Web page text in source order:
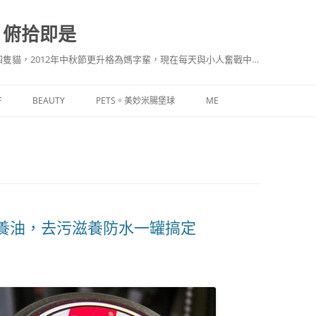
拾即是
貓，2012年中秋節更升格為媽字輩，現在每天與小人奮戰中…
BEAUTY PETS。美妙米腸堡球 ME
油，去污滋養防水一罐搞定